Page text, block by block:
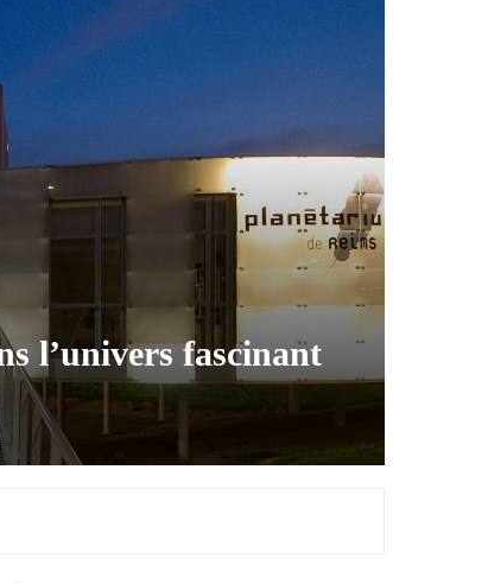
l’univers fascinant